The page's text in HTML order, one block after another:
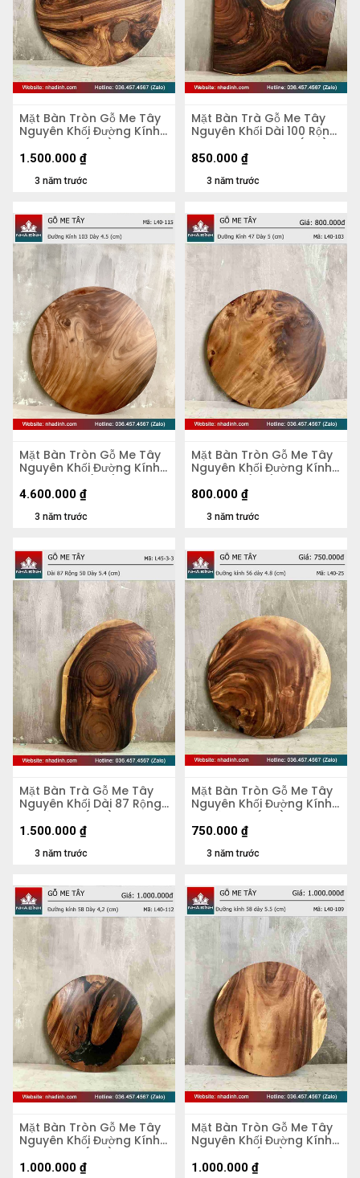
Mặt Bàn Tròn Gỗ Me Tây
Nguyên Khối Đường Kính
74 Dày 3.9 (cm)
3 năm trước
1.500.000 ₫
Mặt Bàn Trà Gỗ Me Tây
Nguyên Khối Dài 100 Rộng
67-44-90 Dày 2,8 (cm)
3 năm trước
850.000 ₫
Mặt Bàn Tròn Gỗ Me Tây
Nguyên Khối Đường Kính
103 Dày 4,5 (cm)
3 năm trước
4.600.000 ₫
Mặt Bàn Tròn Gỗ Me Tây
Nguyên Khối Đường Kính
47 Dày 5 (cm)
3 năm trước
800.000 ₫
Mặt Bàn Trà Gỗ Me Tây
Nguyên Khối Dài 87 Rộng
50 Dày 5,4 (cm)
3 năm trước
1.500.000 ₫
Mặt Bàn Tròn Gỗ Me Tây
Nguyên Khối Đường Kính
56 Dày 4,8 (cm)
3 năm trước
750.000 ₫
Mặt Bàn Tròn Gỗ Me Tây
Nguyên Khối Đường Kính
58 Dày 4,2 (cm)
1.000.000 ₫
Mặt Bàn Tròn Gỗ Me Tây
Nguyên Khối Đường Kính
58 Dày 5,5 (cm)
1.000.000 ₫